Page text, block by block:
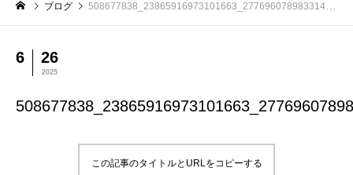
ブログ 508677838_23865916973101663_2776960789833140080_n
6 26
2025
この記事のタイトルとURLをコピーする